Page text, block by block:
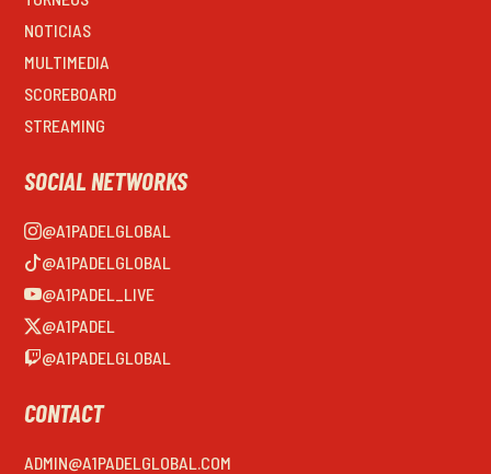
NOTICIAS
MULTIMEDIA
SCOREBOARD
STREAMING
SOCIAL NETWORKS
@A1PADELGLOBAL
@A1PADELGLOBAL
@A1PADEL_LIVE
@A1PADEL
@A1PADELGLOBAL
CONTACT
ADMIN@A1PADELGLOBAL.COM